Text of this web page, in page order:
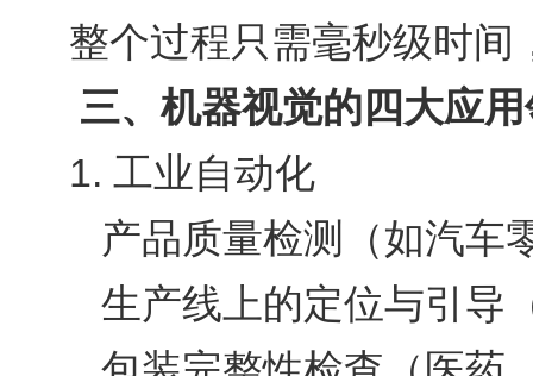
整个过程只需毫秒级时
三、机器视觉的四大应
1. 工业自动化
产品质量检测（如汽车
生产线上的定位与引导